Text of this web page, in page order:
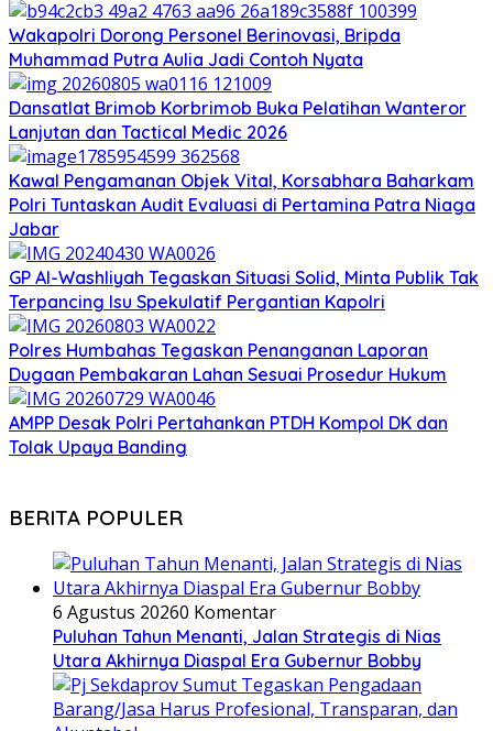
Wakapolri Dorong Personel Berinovasi, Bripda
Muhammad Putra Aulia Jadi Contoh Nyata
Dansatlat Brimob Korbrimob Buka Pelatihan Wanteror
Lanjutan dan Tactical Medic 2026
Kawal Pengamanan Objek Vital, Korsabhara Baharkam
Polri Tuntaskan Audit Evaluasi di Pertamina Patra Niaga
Jabar
GP Al-Washliyah Tegaskan Situasi Solid, Minta Publik Tak
Terpancing Isu Spekulatif Pergantian Kapolri
Polres Humbahas Tegaskan Penanganan Laporan
Dugaan Pembakaran Lahan Sesuai Prosedur Hukum
AMPP Desak Polri Pertahankan PTDH Kompol DK dan
Tolak Upaya Banding
BERITA POPULER
6 Agustus 20260 Komentar
Puluhan Tahun Menanti, Jalan Strategis di Nias
Utara Akhirnya Diaspal Era Gubernur Bobby